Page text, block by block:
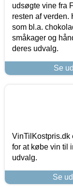
udsøgte vine fra
resten af verden.
som bl.a.
småkager og
deres udvalg.
Se
VinTilKostpris.dk
for at købe vin til
udvalg.
Se